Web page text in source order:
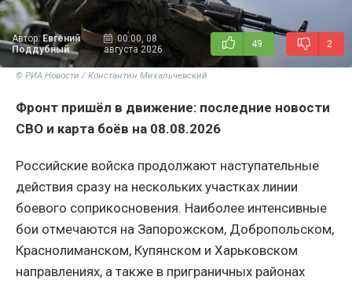
Автор: Евгений
Поддубный
00:00, 08
августа 2026
49 2
© РИА Новости / Константин Михальчевский
Фронт пришёл в движение: последние новости
СВО и карта боёв на 08.08.2026
Российские войска продолжают наступательные
действия сразу на нескольких участках линии
боевого соприкосновения. Наиболее интенсивные
бои отмечаются на Запорожском, Добропольском,
Краснолиманском, Купянском и Харьковском
направлениях, а также в приграничных районах